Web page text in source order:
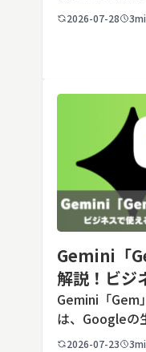
5は、米国のAI
2026-07-28
Gemini「
解説！ビジ
AIの設定手
Gemini「Gem
は、Googleの
用途に合わせ
2026-07-23